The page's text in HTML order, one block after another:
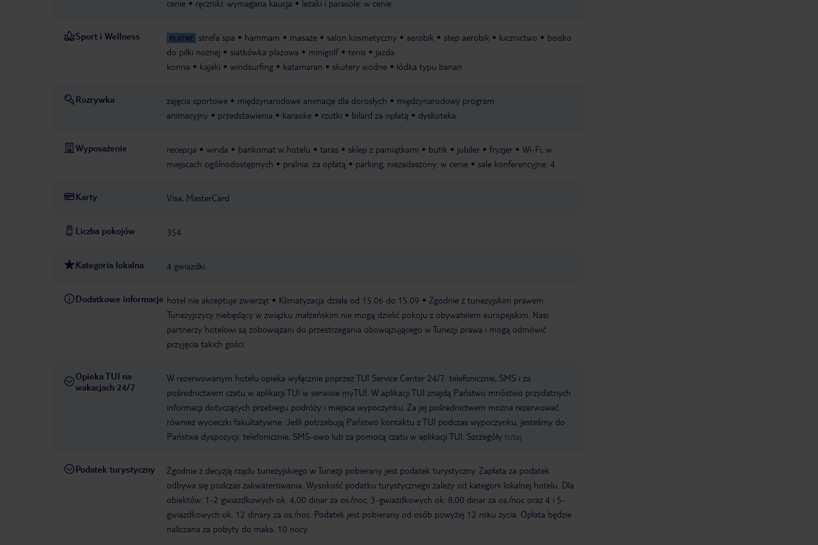
cenie
ręczniki: wymagana kaucja leżaki i parasole: w cenie
Sport i Wellness PŁATNE strefa spa hammam masaże salon kosmetyczny aerobik step aerobik łucznictwo
boisko
do piłki nożnej
siatkówka plażowa minigolf tenis
jazda
konna
kajaki windsurfing katamaran skutery wodne łódka typu banan
Rozrywka zajęcia sportowe międzynarodowe animacje dla dorosłych
międzynarodowy program
animacyjny
przedstawienia karaoke rzutki bilard za opłatą dyskoteka
Wyposażenie recepcja winda bankomat w hotelu taras sklep z pamiątkami butik jubiler fryzjer
Wi-Fi, w
miejscach ogólnodostępnych
pralnia: za opłatą parking, niezadaszony: w cenie sale konferencyjne: 4
Karty Visa, MasterCard
Liczba pokojów 354
Kategoria lokalna 4 gwiazdki
Dodatkowe informacje hotel nie akceptuje zwierząt Klimatyzacja działa od 15.06 do 15.09
Zgodnie z tunezyjskim prawem
Tunezyjczycy niebędący w związku małżeńskim nie mogą dzielić pokoju z obywatelem europejskim. Nasi
partnerzy hotelowi są zobowiązani do przestrzegania obowiązującego w Tunezji prawa i mogą odmówić
przyjęcia takich gości.
Opieka TUI na
wakacjach 24/7
W rezerwowanym hotelu opieka wyłącznie poprzez TUI Service Center 24/7: telefonicznie, SMS i za
pośrednictwem czatu w aplikacji TUI w serwisie myTUI. W aplikacji TUI znajdą Państwo mnóstwo przydatnych
informacji dotyczących przebiegu podróży i miejsca wypoczynku. Za jej pośrednictwem można rezerwować
również wycieczki fakultatywne. Jeśli potrzebują Państwo kontaktu z TUI podczas wypoczynku, jesteśmy do
Państwa dyspozycji: telefonicznie, SMS-owo lub za pomocą czatu w aplikacji TUI. Szczegóły tutaj
Podatek turystyczny
Zgodnie z decyzją rządu tunezyjskiego w Tunezji pobierany jest podatek turystyczny. Zapłata za podatek
odbywa się podczas zakwaterowania. Wysokość podatku turystycznego zależy od kategorii lokalnej hotelu. Dla
obiektów: 1-2 gwiazdkowych ok. 4,00 dinar za os./noc, 3-gwiazdkowych ok. 8,00 dinar za os./noc oraz 4 i 5-
gwiazdkowych ok. 12 dinary za os./noc. Podatek jest pobierany od osób powyżej 12 roku życia. Opłata będzie
naliczana za pobyty do maks. 10 nocy.